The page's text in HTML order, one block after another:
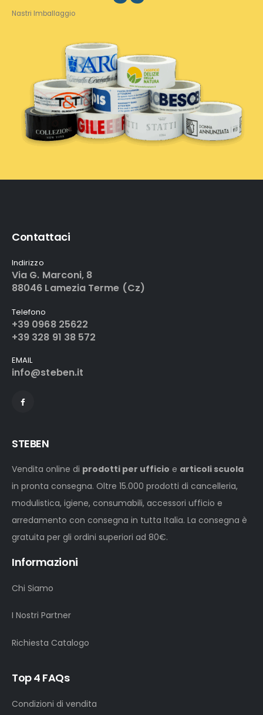
Nastri Imballaggio
Contattaci
Indirizzo
Via G. Marconi, 8
88046 Lamezia Terme (Cz)
Telefono
+39 0968 25622
+39 328 91 38 572
EMAIL
info@steben.it
STEBEN
Vendita online di prodotti per ufficio e articoli scuola
in pronta consegna. Oltre 15.000 prodotti di cancelleria,
modulistica, igiene, consumabili, accessori ufficio e
arredamento con consegna in tutta Italia. La consegna è
gratuita per gli ordini superiori ad 80€.
Informazioni
Chi Siamo
I Nostri Partner
Richiesta Catalogo
Top 4 FAQs
Condizioni di vendita